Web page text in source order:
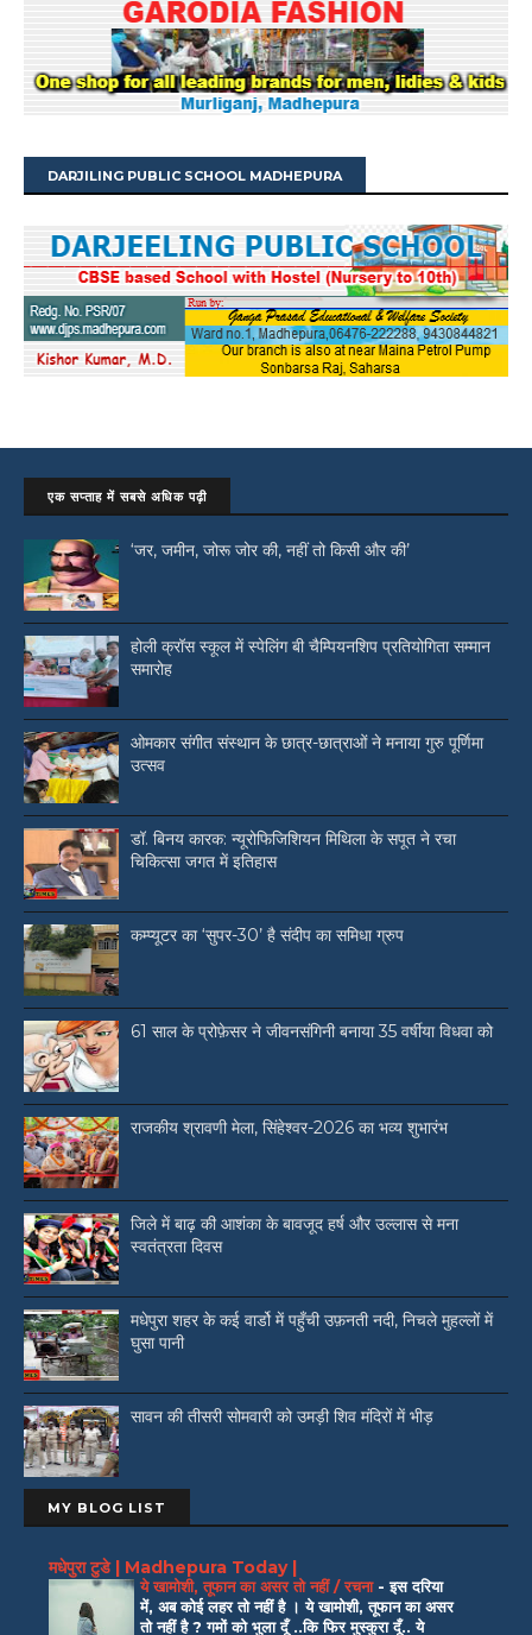
DARJILING PUBLIC SCHOOL MADHEPURA
एक सप्ताह में सबसे अधिक पढ़ी
‘जर, जमीन, जोरू जोर की, नहीं तो किसी और की’
होली क्रॉस स्कूल में स्पेलिंग बी चैम्पियनशिप प्रतियोगिता सम्मान
समारोह
ओमकार संगीत संस्थान के छात्र-छात्राओं ने मनाया गुरु पूर्णिमा
उत्सव
डॉ. बिनय कारक: न्यूरोफिजिशियन मिथिला के सपूत ने रचा
चिकित्सा जगत में इतिहास
कम्प्यूटर का ‘सुपर-30’ है संदीप का समिधा ग्रुप
61 साल के प्रोफ़ेसर ने जीवनसंगिनी बनाया 35 वर्षीया विधवा को
राजकीय श्रावणी मेला, सिंहेश्वर-2026 का भव्य शुभारंभ
जिले में बाढ़ की आशंका के बावजूद हर्ष और उल्लास से मना
स्वतंत्रता दिवस
मधेपुरा शहर के कई वार्डो में पहुँची उफ़नती नदी, निचले मुहल्लों में
घुसा पानी
सावन की तीसरी सोमवारी को उमड़ी शिव मंदिरों में भीड़
MY BLOG LIST
मधेपुरा टुडे | Madhepura Today |
ये खामोशी, तूफान का असर तो नहीं / रचना -इस दरिया
में, अब कोई लहर तो नहीं है । ये खामोशी, तूफान का असर
तो नहीं है ? गमों को भुला दूँ ..कि फिर मुस्कुरा दूँ.. ये